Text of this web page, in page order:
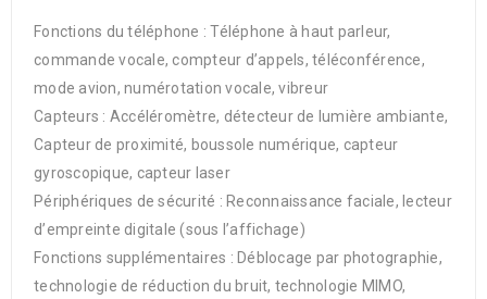
Fonctions du téléphone : Téléphone à haut parleur,
commande vocale, compteur d’appels, téléconférence,
mode avion, numérotation vocale, vibreur
Capteurs : Accéléromètre, détecteur de lumière ambiante,
Capteur de proximité, boussole numérique, capteur
gyroscopique, capteur laser
Périphériques de sécurité : Reconnaissance faciale, lecteur
d’empreinte digitale (sous l’affichage)
Fonctions supplémentaires : Déblocage par photographie,
technologie de réduction du bruit, technologie MIMO,